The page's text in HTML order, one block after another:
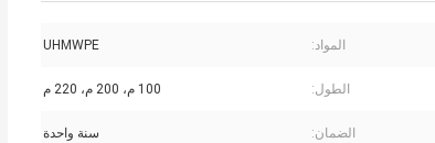
المواد: UHMWPE
الطول: 100 م، 200 م، 220 م
الضمان: سنة واحدة